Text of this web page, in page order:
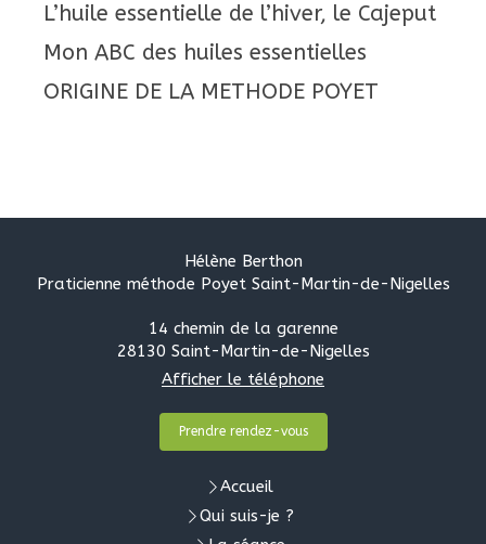
L’huile essentielle de l’hiver, le Cajeput
Mon ABC des huiles essentielles
ORIGINE DE LA METHODE POYET
Hélène Berthon
Praticienne méthode Poyet Saint-Martin-de-Nigelles
14 chemin de la garenne
28130 Saint-Martin-de-Nigelles
Afficher le téléphone
Prendre rendez-vous
Accueil
Qui suis-je ?